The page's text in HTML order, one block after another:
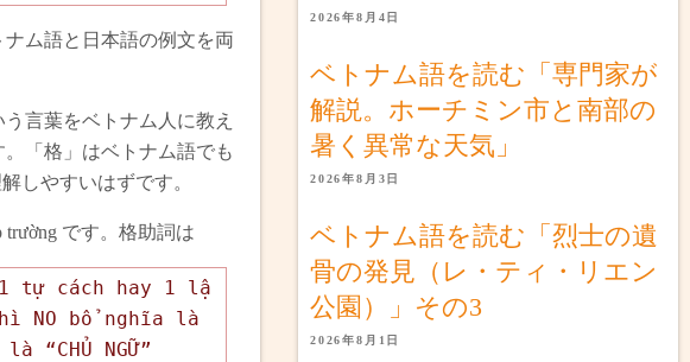
ナム語と日本語の例文を両
言葉をベトナム人に教え
「格」はベトナム語でも
しやすいはずです。
です。格助詞は
tự cách hay 1 lậ
NO bổ nghĩa là
“CHỦ NGỮ”
2026年8月4日
ベトナム語を読む「専門家が
解説。ホーチミン市と南部の
暑く異常な天気」
2026年8月3日
ベトナム語を読む「烈士の遺
骨の発見（レ・ティ・リエン
公園）」その3
2026年8月1日